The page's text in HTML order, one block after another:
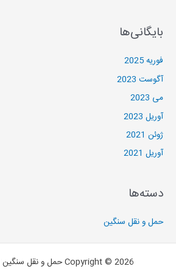
2025
2023
2023
2021
2021
و نقل سنگین
Copyright © 2026 حمل و نقل سنگین | حمل بار سنگین